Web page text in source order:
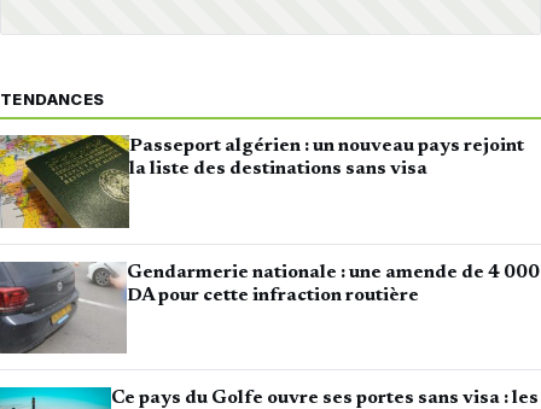
TENDANCES
Passeport algérien : un nouveau pays rejoint
la liste des destinations sans visa
Gendarmerie nationale : une amende de 4 000
DA pour cette infraction routière
Ce pays du Golfe ouvre ses portes sans visa : les